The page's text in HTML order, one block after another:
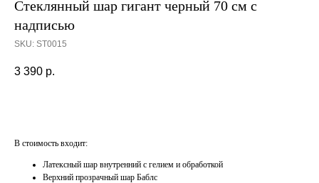
Стеклянный шар гигант черный 70 см с
надписью
SKU: ST0015
3 390 р.
В стоимость входит:
Латексный шар внутренний с гелием и обработкой
Верхний прозрачный шар Баблс